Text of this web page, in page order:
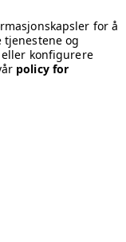
for å
og
konfigurere
policy for
brand